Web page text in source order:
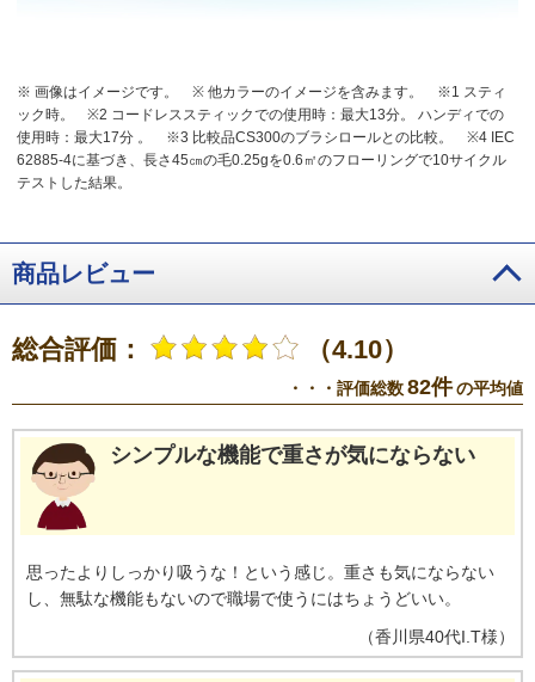
※ 画像はイメージです。 ※ 他カラーのイメージを含みます。
※1 スティ
ック時。
※2 コードレススティックでの使用時：最大13分。 ハンディでの
使用時：最大17分 。
※3 比較品CS300のブラシロールとの比較。
※4 IEC
62885-4に基づき、長さ45㎝の毛0.25gを0.6㎡のフローリングで10サイクル
テストした結果。
商品レビュー
総合評価： （4.10）
・・・評価総数82件の平均値
シンプルな機能で重さが気にならない
思ったよりしっかり吸うな！という感じ。重さも気にならない
し、無駄な機能もないので職場で使うにはちょうどいい。
（香川県40代I.T様）